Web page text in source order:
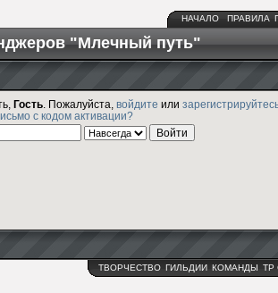
НАЧАЛО ПРАВИЛА
"Млечный путь"
Гость . Пожалуйста, войдите или
с кодом активации?
ТВОРЧЕСТВО ГИЛЬДИИ КОМАНДЫ ТР